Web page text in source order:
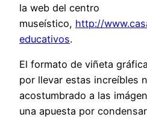
la web del centro
museístico, http://
educativos.
El formato de viñeta
por llevar estas increíbles
acostumbrado a las
una apuesta por